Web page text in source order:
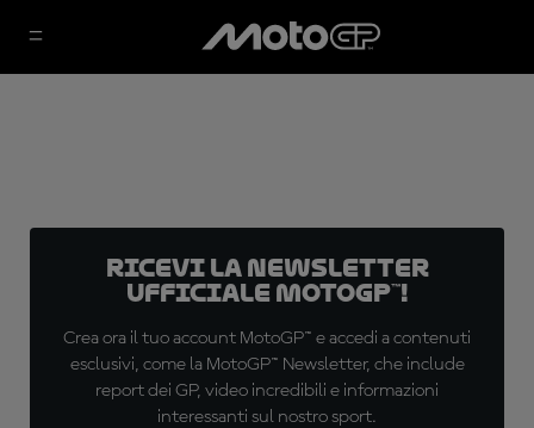
Ricevi la newsletter
ufficiale MotoGP™!
Crea ora il tuo account MotoGP™ e accedi a contenuti
esclusivi, come la MotoGP™ Newsletter, che include
report dei GP, video incredibili e informazioni
interessanti sul nostro sport.